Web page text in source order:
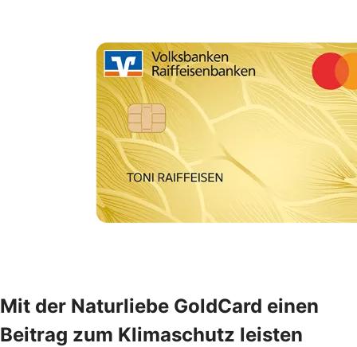
Mit der Naturliebe GoldCard einen
Beitrag zum Klimaschutz leisten